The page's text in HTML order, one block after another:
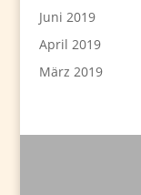
Juni 2019
April 2019
März 2019